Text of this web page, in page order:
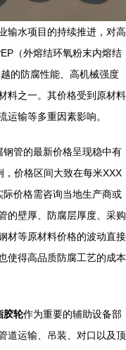
输水项目的持续推进，对高
（外熔结环氧粉末内熔结
的防腐性能、高机械强度
料之一。其价格受到原材料
运输等多重因素影响。
管的最新价格呈现稳中有
价格区间大致在每米XXX
价格需咨询当地生产商或
的壁厚、防腐层厚度、采购
材等原材料价格的波动直接
使得高品质防腐工艺的成本
胶轮作为重要的辅助设备部
道运输、吊装、对口以及顶